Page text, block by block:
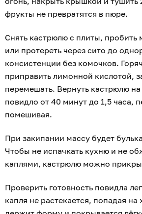
фрукты не превратятся в пюре.
Снять кастрюлю с плиты, пробить
или протереть через сито до
консистенции без комочков.
приправить лимонной кислотой,
перемешать. Вернуть кастрюлю на
повидло от 40 минут до 1,5 часа,
помешивая.
При закипании массу будет
Чтобы не испачкать кухню и не
каплями, кастрюлю можно
Проверить готовность повидла
капля не растекается, попадая